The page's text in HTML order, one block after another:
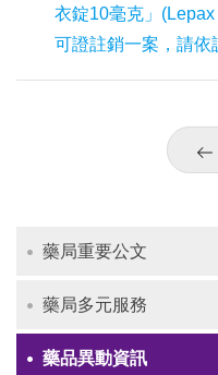
衣錠10毫克」
可證註銷一案，請依
藥局重要公文
藥局多元服務
藥品異動資訊